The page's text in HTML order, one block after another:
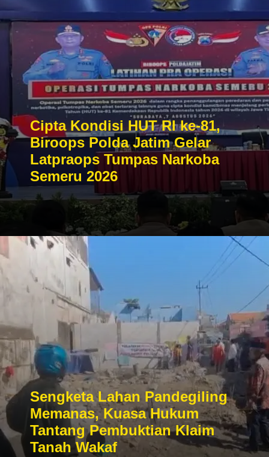
Cipta Kondisi HUT RI ke-81,
Biroops Polda Jatim Gelar
Latpraops Tumpas Narkoba
Semeru 2026
Sengketa Lahan Pandegiling
Memanas, Kuasa Hukum
Tantang Pembuktian Klaim
Tanah Wakaf